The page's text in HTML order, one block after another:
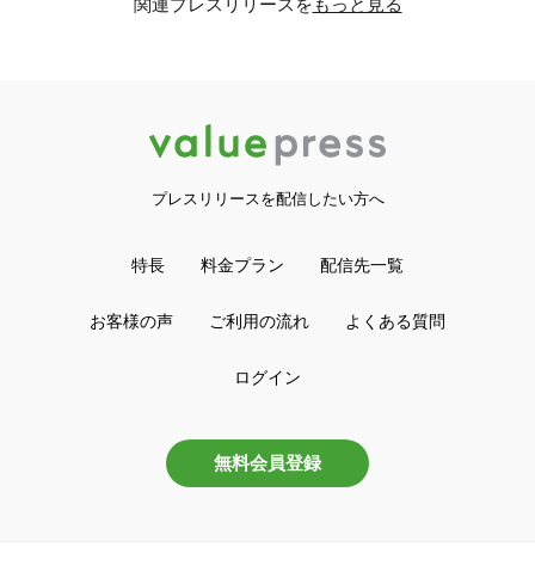
関連プレスリリースをもっと見る
プレスリリースを配信したい方へ
特長 料金プラン 配信先一覧
お客様の声 ご利用の流れ よくある質問
ログイン
無料会員登録